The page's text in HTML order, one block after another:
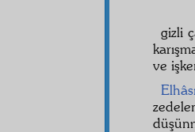
gizli
ve